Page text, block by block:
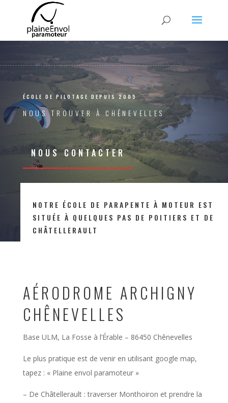
ÉCOLE DE PILOTAGE DEPUIS 2005
NOUS TROUVER À CHÊNEVELLES
NOUS CONTACTER
NOTRE ÉCOLE DE PARAPENTE À MOTEUR EST
SITUÉE À QUELQUES PAS DE POITIERS ET DE
CHÂTELLERAULT
AÉRODROME ARCHIGNY
CHÊNEVELLES
Base ULM, La Fosse à l’Érable – 86450 Chênevelles
Le plus pratique est de venir en utilisant google map,
tapez : « Plaine envol paramoteur »
– De Châtellerault : traverser Monthoiron et prendre la